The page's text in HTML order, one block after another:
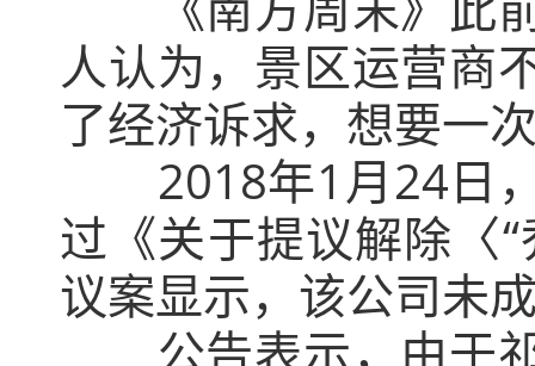
人认为，景区运营商
了经济诉求，想要一
2018年1月24日
过《关于提议解除〈
议案显示，该公司未
公告表示，由于